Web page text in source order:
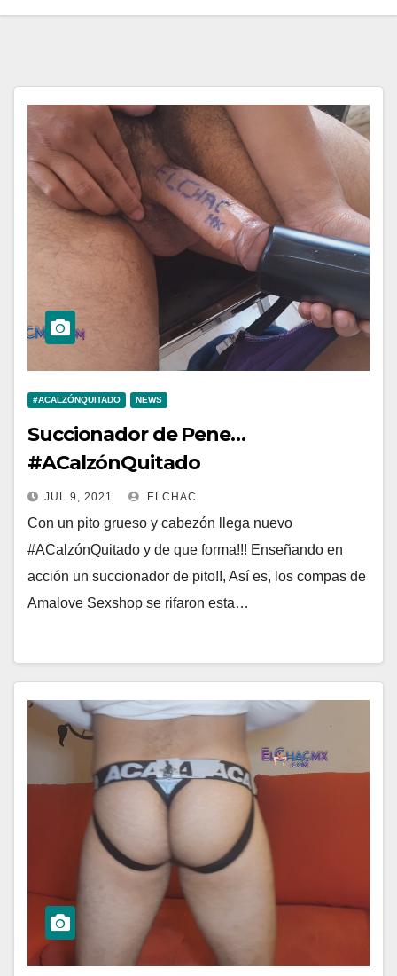
#ACALZÓNQUITADO NEWS
Succionador de Pene…
#ACalzónQuitado
JUL 9, 2021 ELCHAC
Con un pito grueso y cabezón llega nuevo
#ACalzónQuitado y de que forma!!! Enseñando en
acción un succionador de pito!!, Así es, los compas de
Amalove Sexshop se rifaron esta…